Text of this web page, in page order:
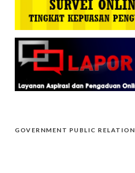
GOVERNMENT PUBLIC RELATION